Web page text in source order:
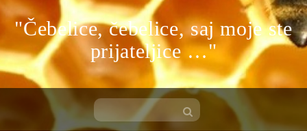
"Čebelice, čebelice, saj moje ste
prijateljice …"